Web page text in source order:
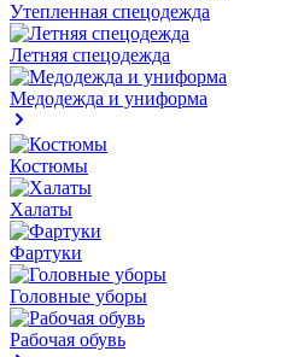
Утепленная спецодежда
Летняя спецодежда
Медодежда и униформа
Костюмы
Халаты
Фартуки
Головные уборы
Рабочая обувь